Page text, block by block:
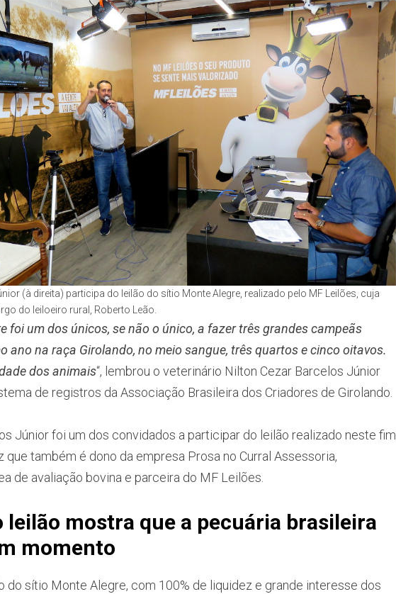
(à direita) participa do leilão do sítio Monte Alegre, realizado pelo MF Leilões, cuja
do leiloeiro rural, Roberto Leão.
foi um dos únicos, se não o único, a fazer três grandes campeãs
ano na raça Girolando, no meio sangue, três quartos e cinco oitavos.
dos animais“, lembrou o veterinário Nilton Cezar Barcelos Júnior
de registros da Associação Brasileira dos Criadores de Girolando.
Júnior foi um dos convidados a participar do leilão realizado neste fim
que também é dono da empresa Prosa no Curral Assessoria,
de avaliação bovina e parceira do MF Leilões.
leilão mostra que a pecuária brasileira
momento
do sítio Monte Alegre, com 100% de liquidez e grande interesse dos